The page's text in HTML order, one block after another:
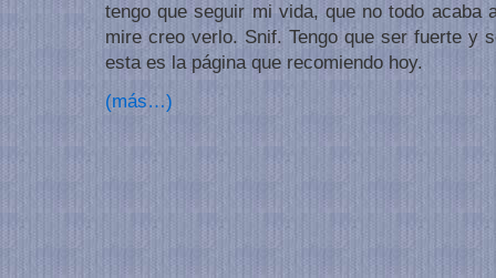
tengo que seguir mi vida, que no todo acaba
mire creo verlo. Snif. Tengo que ser fuerte y
esta es la página que recomiendo hoy.
(más…)